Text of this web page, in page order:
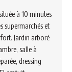
à 10 minutes
supermarchés et
Jardin arboré
salle à
dressing